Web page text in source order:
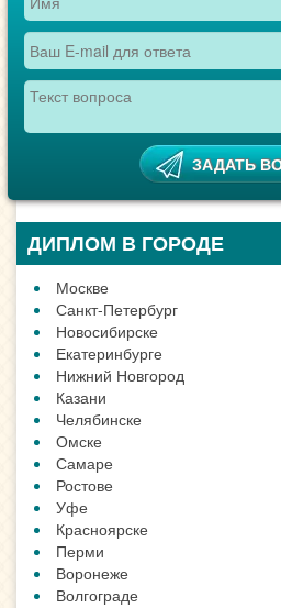
ДИПЛОМ В ГОРОДЕ
Москве
Санкт-Петербург
Новосибирске
Екатеринбурге
Нижний Новгород
Казани
Челябинске
Омске
Самаре
Ростове
Уфе
Красноярске
Перми
Воронеже
Волгограде